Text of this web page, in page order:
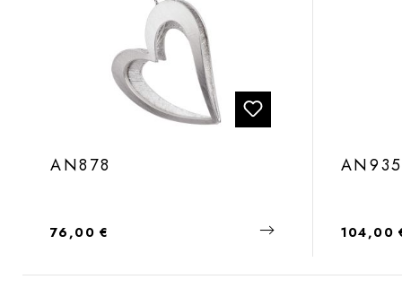
AN878
Regulärer Preis:
76,00 €
AN935
Regulärer
104,00